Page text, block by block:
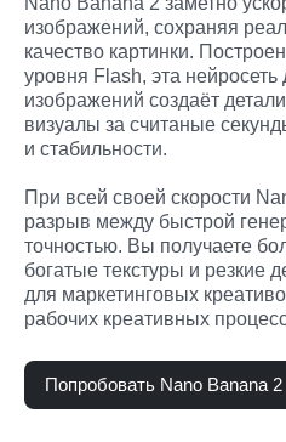
изображений, сохраняя
качество картинки.
уровня Flash, эта нейросеть
изображений создаёт
визуалы за считаные
и стабильности.
При всей своей скорости
разрыв между быстрой
точностью. Вы получаете
богатые текстуры и резкие
для маркетинговых
рабочих креативных
Попробовать Nano Banana 2